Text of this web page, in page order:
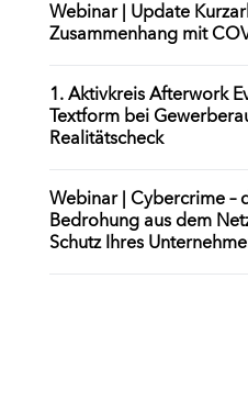
Webinar | Update
Zusammenhang mit
1. Aktivkreis Afterwork
Textform bei
Realitätscheck
Webinar | Cybercrime –
Bedrohung aus dem
Schutz Ihres